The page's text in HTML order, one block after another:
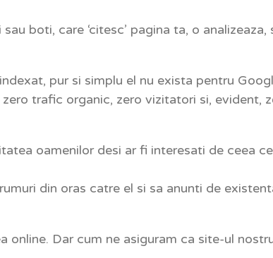
boti, care ‘citesc’ pagina ta, o analizeaza,
pur si simplu el nu exista pentru
trafic organic, zero vizitatori si, evident,
oamenilor desi ar fi interesati de ceea
din oras catre el si sa anunti de
online. Dar cum ne asiguram ca site-ul